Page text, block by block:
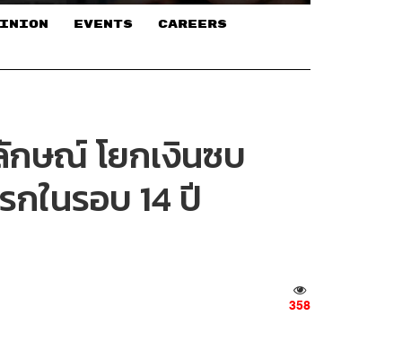
EVENTS CAREERS
ษณ์ โยกเงินซบ
ในรอบ 14 ปี
358